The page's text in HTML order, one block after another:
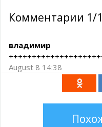
Комментарии 1/1
владимир
August 8 14:38